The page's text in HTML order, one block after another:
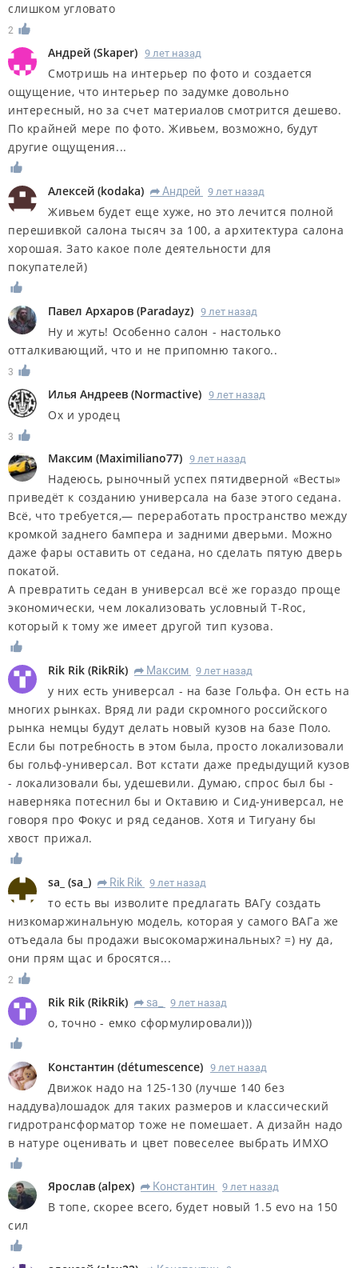
слишком угловато
2
Андрей (Skaper) 9 лет назад
Смотришь на интерьер по фото и создается
ощущение, что интерьер по задумке довольно
интересный, но за счет материалов смотрится дешево.
По крайней мере по фото. Живьем, возможно, будут
другие ощущения...
Алексей (kodaka) R Андрей 9 лет назад
Живьем будет еще хуже, но это лечится полной
перешивкой салона тысяч за 100, а архитектура салона
хорошая. Зато какое поле деятельности для
покупателей)
Павел Архаров (Paradayz) 9 лет назад
Ну и жуть! Особенно салон - настолько
отталкивающий, что и не припомню такого..
3
Илья Андреев (Normactive) 9 лет назад
Ох и уродец
3
Максим (Maximiliano77) 9 лет назад
Надеюсь, рыночный успех пятидверной «Весты»
приведёт к созданию универсала на базе этого седана.
Всё, что требуется,— переработать пространство между
кромкой заднего бампера и задними дверьми. Можно
даже фары оставить от седана, но сделать пятую дверь
покатой.
А превратить седан в универсал всё же гораздо проще
экономически, чем локализовать условный T-Roc,
который к тому же имеет другой тип кузова.
Rik Rik (RikRik) R Максим 9 лет назад
у них есть универсал - на базе Гольфа. Он есть на
многих рынках. Вряд ли ради скромного российского
рынка немцы будут делать новый кузов на базе Поло.
Если бы потребность в этом была, просто локализовали
бы гольф-универсал. Вот кстати даже предыдущий кузов
- локализовали бы, удешевили. Думаю, спрос был бы -
наверняка потеснил бы и Октавию и Сид-универсал, не
говоря про Фокус и ряд седанов. Хотя и Тигуану бы
хвост прижал.
sa_ (sa_ ) R Rik Rik 9 лет назад
то есть вы изволите предлагать ВАГу создать
низкомаржинальную модель, которая у самого ВАГа же
отъедала бы продажи высокомаржинальных? =) ну да,
они прям щас и бросятся...
2
Rik Rik (RikRik) R sa_ 9 лет назад
о, точно - емко сформулировали)))
Константин (détumescence) 9 лет назад
Движок надо на 125-130 (лучше 140 без
наддува)лошадок для таких размеров и классический
гидротрансформатор тоже не помешает. А дизайн надо
в натуре оценивать и цвет повеселее выбрать ИМХО
Ярослав (alpex) R Константин 9 лет назад
В топе, скорее всего, будет новый 1.5 evo на 150
сил